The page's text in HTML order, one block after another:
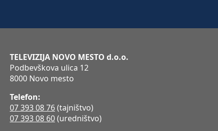
TELEVIZIJA NOVO MESTO d.o.o.
Podbevškova ulica 12
8000 Novo mesto
Telefon:
07 393 08 76(tajništvo)
07 393 08 60(uredništvo)